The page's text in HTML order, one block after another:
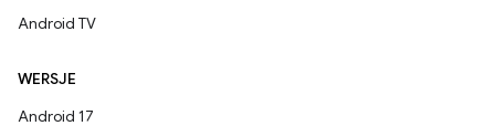
Android TV
WERSJE
Android 17